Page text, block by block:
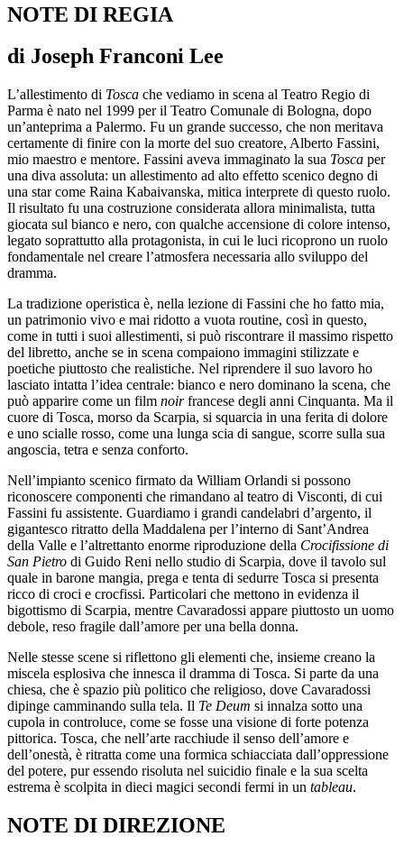
NOTE DI REGIA
di Joseph Franconi Lee
L’allestimento di Tosca che vediamo in scena al Teatro Regio di
Parma è nato nel 1999 per il Teatro Comunale di Bologna, dopo
un’anteprima a Palermo. Fu un grande successo, che non meritava
certamente di finire con la morte del suo creatore, Alberto Fassini,
mio maestro e mentore. Fassini aveva immaginato la sua Tosca per
una diva assoluta: un allestimento ad alto effetto scenico degno di
una star come Raina Kabaivanska, mitica interprete di questo ruolo.
Il risultato fu una costruzione considerata allora minimalista, tutta
giocata sul bianco e nero, con qualche accensione di colore intenso,
legato soprattutto alla protagonista, in cui le luci ricoprono un ruolo
fondamentale nel creare l’atmosfera necessaria allo sviluppo del
dramma.
La tradizione operistica è, nella lezione di Fassini che ho fatto mia,
un patrimonio vivo e mai ridotto a vuota routine, così in questo,
come in tutti i suoi allestimenti, si può riscontrare il massimo rispetto
del libretto, anche se in scena compaiono immagini stilizzate e
poetiche piuttosto che realistiche. Nel riprendere il suo lavoro ho
lasciato intatta l’idea centrale: bianco e nero dominano la scena, che
può apparire come un film noirfrancese degli anni Cinquanta. Ma il
cuore di Tosca, morso da Scarpia, si squarcia in una ferita di dolore
e uno scialle rosso, come una lunga scia di sangue, scorre sulla sua
angoscia, tetra e senza conforto.
Nell’impianto scenico firmato da William Orlandi si possono
riconoscere componenti che rimandano al teatro di Visconti, di cui
Fassini fu assistente. Guardiamo i grandi candelabri d’argento, il
gigantesco ritratto della Maddalena per l’interno di Sant’Andrea
della Valle e l’altrettanto enorme riproduzione della Crocifissione di
San Pietro di Guido Reni nello studio di Scarpia, dove il tavolo sul
quale in barone mangia, prega e tenta di sedurre Tosca si presenta
ricco di croci e crocfissi. Particolari che mettono in evidenza il
bigottismo di Scarpia, mentre Cavaradossi appare piuttosto un uomo
debole, reso fragile dall’amore per una bella donna.
Nelle stesse scene si riflettono gli elementi che, insieme creano la
miscela esplosiva che innesca il dramma di Tosca. Si parte da una
chiesa, che è spazio più politico che religioso, dove Cavaradossi
dipinge camminando sulla tela. Il Te Deum si innalza sotto una
cupola in controluce, come se fosse una visione di forte potenza
pittorica. Tosca, che nell’arte racchiude il senso dell’amore e
dell’onestà, è ritratta come una formica schiacciata dall’oppressione
del potere, pur essendo risoluta nel suicidio finale e la sua scelta
estrema è scolpita in dieci magici secondi fermi in un tableau.
NOTE DI DIREZIONE